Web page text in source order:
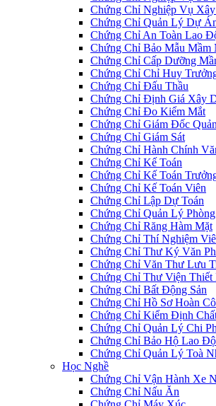
Chứng Chỉ Nghiệp Vụ
Chứng Chỉ Quản Lý Dự
Chứng Chỉ An Toàn Lao
Chứng Chỉ Bảo Mẫu Mầm
Chứng Chỉ Cấp Dưỡng
Chứng Chỉ Chỉ Huy
Chứng Chỉ Đấu Thầu
Chứng Chỉ Định Giá Xây
Chứng Chỉ Đo Kiểm Mắt
Chứng Chỉ Giám Đốc
Chứng Chỉ Giám Sát
Chứng Chỉ Hành Chính
Chứng Chỉ Kế Toán
Chứng Chỉ Kế Toán
Chứng Chỉ Kế Toán Viên
Chứng Chỉ Lập Dự Toán
Chứng Chỉ Quản Lý
Chứng Chỉ Răng Hàm Mặt
Chứng Chỉ Thí Nghiệm
Chứng Chỉ Thư Ký Văn
Chứng Chỉ Văn Thư Lưu
Chứng Chỉ Thư Viện
Chứng Chỉ Bất Động Sản
Chứng Chỉ Hồ Sơ Hoàn
Chứng Chỉ Kiểm Định
Chứng Chỉ Quản Lý Chi
Chứng Chỉ Bảo Hộ Lao
Chứng Chỉ Quản Lý Toà
Học Nghề
Chứng Chỉ Vận Hành Xe
Chứng Chỉ Nấu Ăn